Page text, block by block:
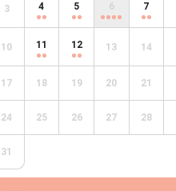
3 4 5 6 7
10 11 12 13 14
17 18 19 20 21
24 25 26 27 28
31